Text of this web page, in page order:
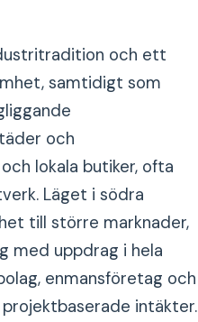
och ett
samtidigt som
och
lokala butiker, ofta
Läget i södra
till större marknader,
med uppdrag i hela
enmansföretag och
intäkter.